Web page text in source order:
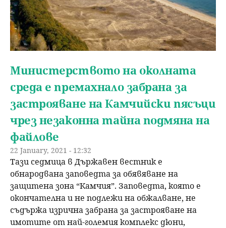
Министерството на околната
среда е премахнало забрана за
застрояване на Камчийски пясъци
чрез незаконна тайна подмяна на
файлове
22 January, 2021 - 12:32
Тази седмица в Държавен вестник е
обнародвана заповедта за обявяване на
защитена зона “Камчия”. Заповедта, която е
окончателна и не подлежи на обжалване, не
съдържа изрична забрана за застрояване на
имотите от най-големия комплекс дюни,